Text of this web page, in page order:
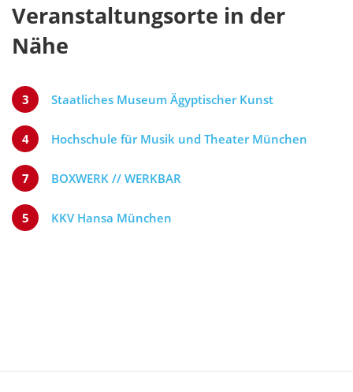
Veranstaltungsorte in der
Nähe
3 Staatliches Museum Ägyptischer Kunst
4 Hochschule für Musik und Theater München
7 BOXWERK // WERKBAR
5 KKV Hansa München